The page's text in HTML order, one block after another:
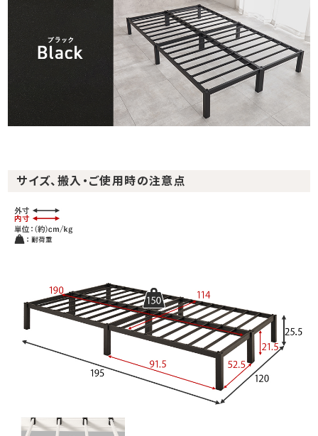
サイズ、搬入・ご使用時の注意点